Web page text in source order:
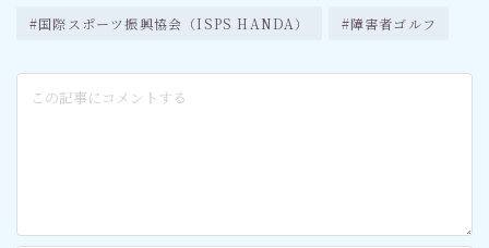
#国際スポーツ振興協会（ISPS HANDA） #障害者ゴルフ